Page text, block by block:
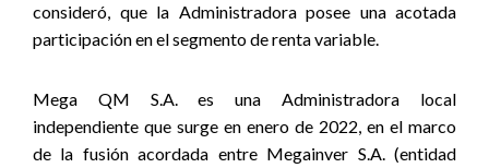
consideró, que la Administradora posee una acotada
participación en el segmento de renta variable.
Mega QM S.A. es una Administradora local
independiente que surge en enero de 2022, en el marco
de la fusión acordada entre Megainver S.A. (entidad